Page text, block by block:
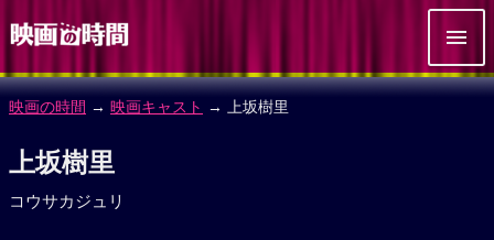
映画の時間 → 映画キャスト → 上坂樹里
上坂樹里
コウサカジュリ